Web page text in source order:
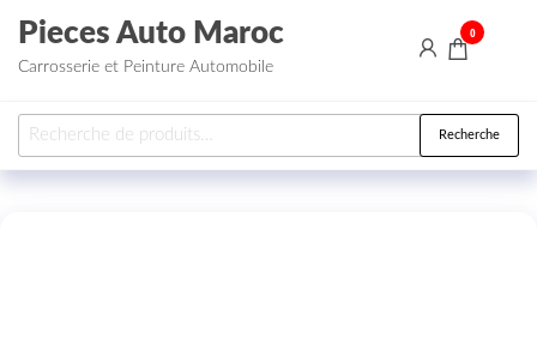
Aller au contenu
Pieces Auto Maroc
Carrosserie et Peinture Automobile
0
Recherche pour : Recherche